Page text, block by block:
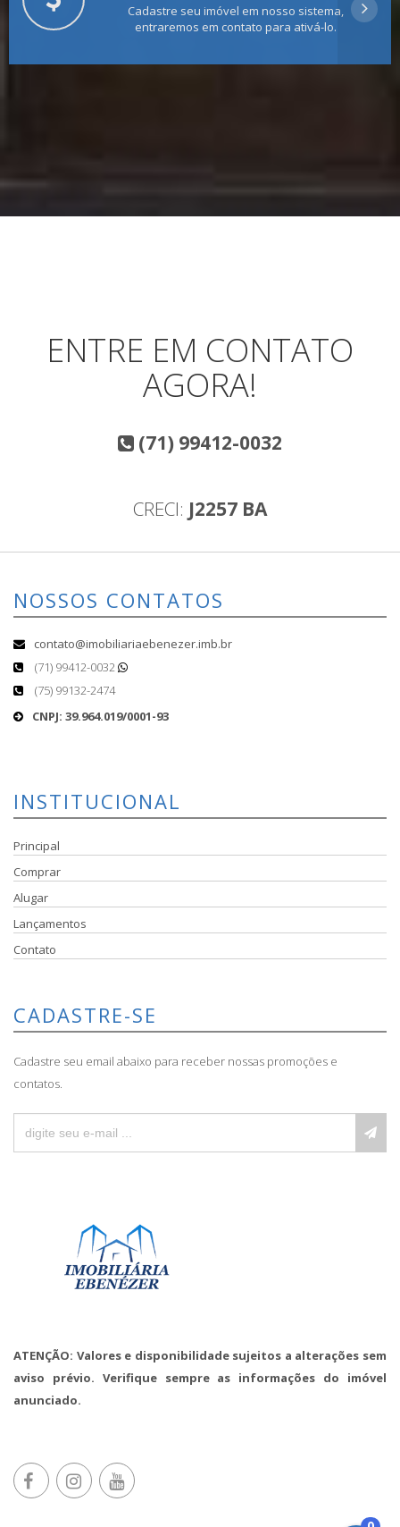
Cadastre seu imóvel em nosso sistema,
entraremos em contato para ativá-lo.
ENTRE EM CONTATO
AGORA!
(71) 99412-0032
CRECI: J2257 BA
NOSSOS CONTATOS
contato@imobiliariaebenezer.imb.br
(71) 99412-0032
(75) 99132-2474
CNPJ: 39.964.019/0001-93
INSTITUCIONAL
Principal
Comprar
Alugar
Lançamentos
Contato
CADASTRE-SE
Cadastre seu email abaixo para receber nossas promoções e
contatos.
ATENÇÃO: Valores e disponibilidade sujeitos a alterações sem
aviso prévio. Verifique sempre as informações do imóvel
anunciado.